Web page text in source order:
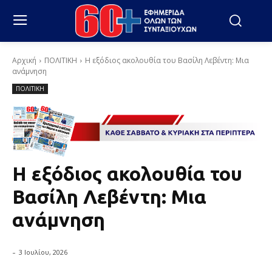
Αρχική ΠΟΛΙΤΙΚΗ
Η εξόδιος ακολουθία του Βασίλη Λεβέντη: Μια
ανάμνηση
ΠΟΛΙΤΙΚΗ
Η εξόδιος ακολουθία του
Βασίλη Λεβέντη: Μια
ανάμνηση
- 3 Ιουλίου, 2026